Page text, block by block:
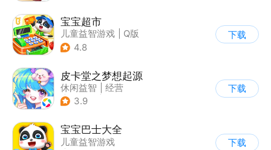
宝宝超市
儿童益智游戏
Q版
4.8
下载
皮卡堂之梦想起源
休闲益智
经营
| 像素风
3.9
下载
宝宝巴士大全
儿童益智游戏
下载